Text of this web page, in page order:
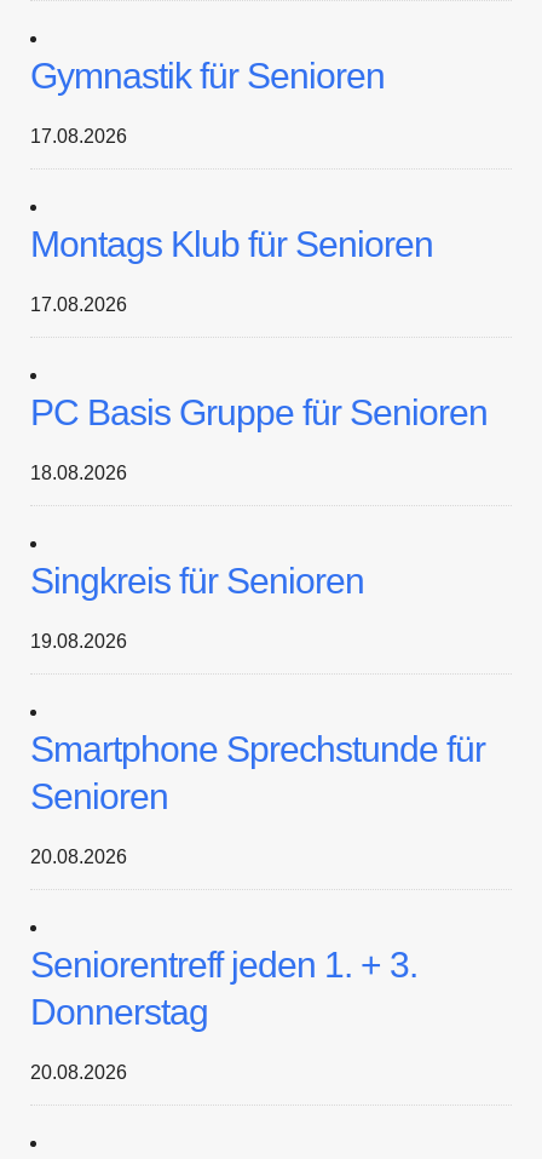
Gymnastik für Senioren
17.08.2026
Montags Klub für Senioren
17.08.2026
PC Basis Gruppe für Senioren
18.08.2026
Singkreis für Senioren
19.08.2026
Smartphone Sprechstunde für
Senioren
20.08.2026
Seniorentreff jeden 1. + 3.
Donnerstag
20.08.2026